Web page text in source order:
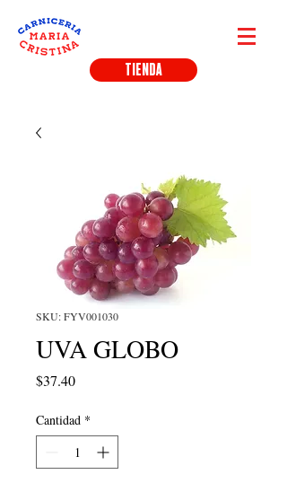
TIENDA
SKU: FYV001030
UVA GLOBO
$37.40Precio
Cantidad *